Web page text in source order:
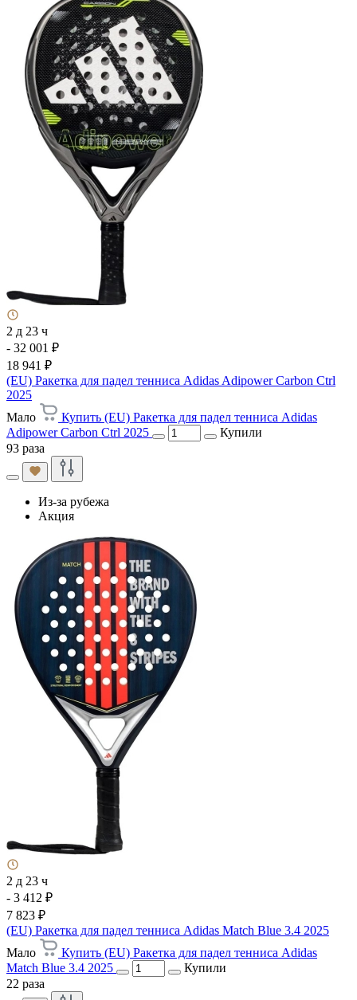
2 д 23 ч
- 32 001 ₽
18 941 ₽
(EU) Ракетка для падел тенниса Adidas Adipower Carbon Ctrl
2025
Мало
Купить (EU) Ракетка для падел тенниса Adidas
Adipower Carbon Ctrl 2025
Купили
93 раза
Из-за рубежа
Акция
2 д 23 ч
- 3 412 ₽
7 823 ₽
(EU) Ракетка для падел тенниса Adidas Match Blue 3.4 2025
Мало
Купить (EU) Ракетка для падел тенниса Adidas
Match Blue 3.4 2025
Купили
22 раза